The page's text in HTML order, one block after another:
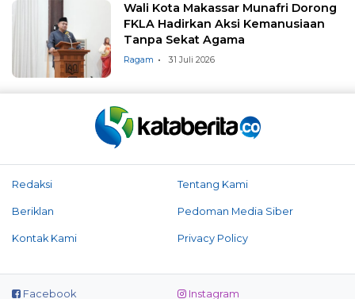
Wali Kota Makassar Munafri Dorong
FKLA Hadirkan Aksi Kemanusiaan
Tanpa Sekat Agama
Ragam 31 Juli 2026
Redaksi Tentang Kami
Beriklan Pedoman Media Siber
Kontak Kami Privacy Policy
Facebook Instagram